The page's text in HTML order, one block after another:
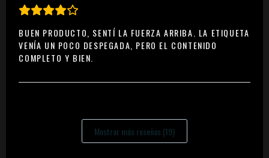
BUEN PRODUCTO, SENTÍ LA FUERZA ARRIBA. LA ETIQUETA
VENÍA UN POCO DESPEGADA, PERO EL CONTENIDO
COMPLETO Y BIEN.
Mostrar más reseñas (19)